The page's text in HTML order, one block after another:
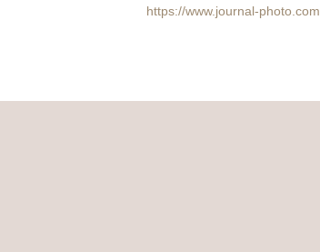
https://www.journal-photo.com